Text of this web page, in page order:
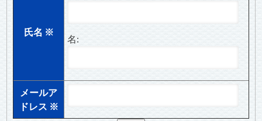
氏名 ※
名:
メールア
ドレス ※